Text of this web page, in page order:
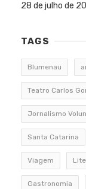
28 de julho de
TAGS
Blumenau
Teatro Carlos
Jornalismo
Santa Catarina
Viagem
Gastronomia